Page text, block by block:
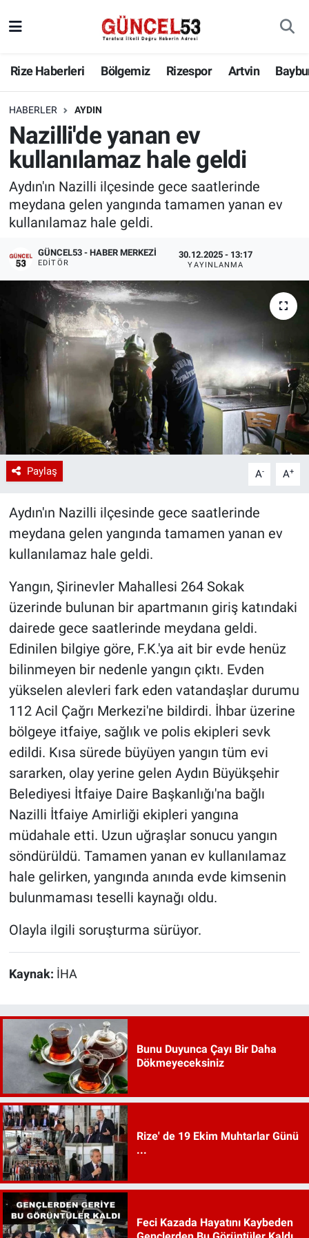
Rize Haberleri Bölgemiz Rizespor Artvin
HABERLER AYDIN
Nazilli'de yanan ev
kullanılamaz hale geldi
Aydın'ın Nazilli ilçesinde gece saatlerinde
meydana gelen yangında tamamen yanan ev
kullanılamaz hale geldi.
GÜNCEL53 - HABER MERKEZI
EDITÖR
30.12.2025 - 13:17
YAYINLANMA
Paylaş A- A+
Aydın'ın Nazilli ilçesinde gece saatlerinde
meydana gelen yangında tamamen yanan ev
kullanılamaz hale geldi.
Yangın, Şirinevler Mahallesi 264 Sokak
üzerinde bulunan bir apartmanın giriş katındaki
dairede gece saatlerinde meydana geldi.
Edinilen bilgiye göre, F.K.'ya ait bir evde henüz
bilinmeyen bir nedenle yangın çıktı. Evden
yükselen alevleri fark eden vatandaşlar durumu
112 Acil Çağrı Merkezi'ne bildirdi. İhbar üzerine
bölgeye itfaiye, sağlık ve polis ekipleri sevk
edildi. Kısa sürede büyüyen yangın tüm evi
sararken, olay yerine gelen Aydın Büyükşehir
Belediyesi İtfaiye Daire Başkanlığı'na bağlı
Nazilli İtfaiye Amirliği ekipleri yangına
müdahale etti. Uzun uğraşlar sonucu yangın
söndürüldü. Tamamen yanan ev kullanılamaz
hale gelirken, yangında anında evde kimsenin
bulunmaması teselli kaynağı oldu.
Olayla ilgili soruşturma sürüyor.
Kaynak: İHA
Bunu Duyunca Çayı Bir Daha
Dökmeyeceksiniz
Rize' de 19 Ekim Muhtarlar Günü
...
Feci Kazada Hayatını Kaybeden